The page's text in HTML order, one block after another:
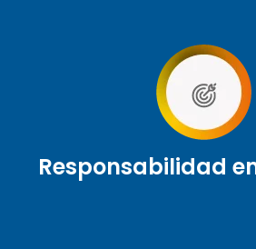
Responsabilidad